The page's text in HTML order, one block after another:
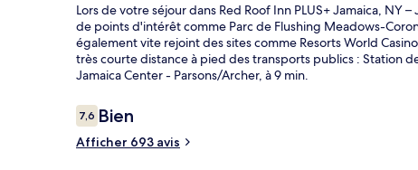
Lors de votre séjour dans Red Roof Inn PLUS+ Jamaica, NY
de points d'intérêt comme Parc de Flushing Meadows-
également vite rejoint des sites comme Resorts World
très courte distance à pied des transports publics : Station
Jamaica Center - Parsons/Archer, à 9 min.
Avis
voyageurs
7,67,6 sur 10
Bien
Afficher 693 avis